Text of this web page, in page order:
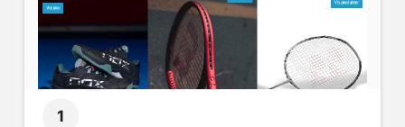
1